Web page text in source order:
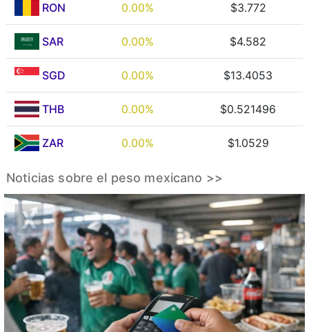
RON 0.00% $3.772
SAR 0.00% $4.582
SGD 0.00% $13.4053
THB 0.00% $0.521496
ZAR 0.00% $1.0529
Noticias sobre el peso mexicano >>